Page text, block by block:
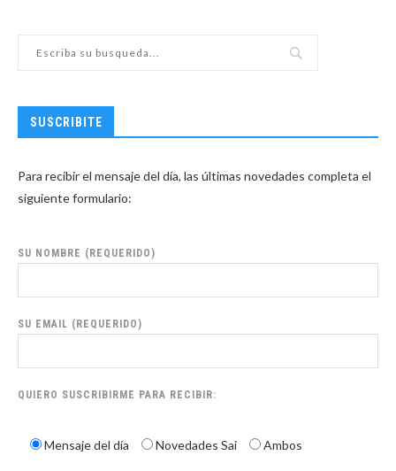
SUSCRIBITE
Para recibir el mensaje del día, las últimas novedades completa el
siguiente formulario:
SU NOMBRE (REQUERIDO)
SU EMAIL (REQUERIDO)
QUIERO SUSCRIBIRME PARA RECIBIR:
Mensaje del día Novedades Sai Ambos